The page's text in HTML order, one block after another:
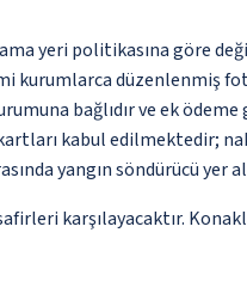
yeri politikasına göre
kurumlarca düzenlenmiş
bağlıdır ve ek
kabul edilmektedir;
yangın söndürücü yer
karşılayacaktır.